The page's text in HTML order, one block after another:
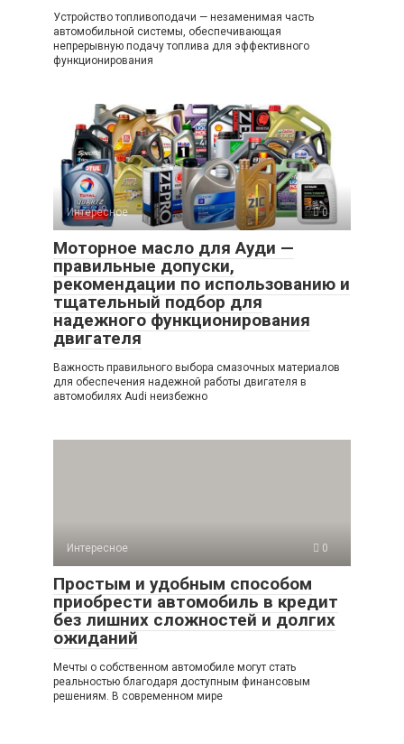
Устройство топливоподачи — незаменимая часть
автомобильной системы, обеспечивающая
непрерывную подачу топлива для эффективного
функционирования
Интересное 0
Моторное масло для Ауди —
правильные допуски,
рекомендации по использованию и
тщательный подбор для
надежного функционирования
двигателя
Важность правильного выбора смазочных материалов
для обеспечения надежной работы двигателя в
автомобилях Audi неизбежно
Интересное 0
Простым и удобным способом
приобрести автомобиль в кредит
без лишних сложностей и долгих
ожиданий
Мечты о собственном автомобиле могут стать
реальностью благодаря доступным финансовым
решениям. В современном мире